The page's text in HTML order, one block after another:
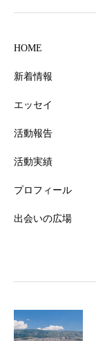
HOME
新着情報
エッセイ
活動報告
活動実績
プロフィール
出会いの広場